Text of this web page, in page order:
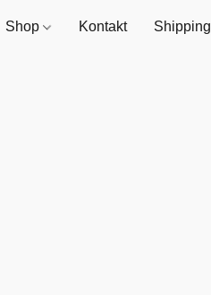
Shop Kontakt Shipping